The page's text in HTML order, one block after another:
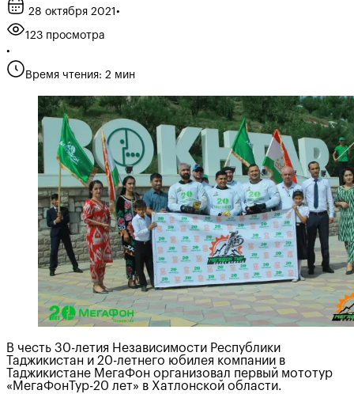
28 октября 2021 •
123 просмотра
•
Время чтения: 2 мин
В честь 30-летия Независимости Республики
Таджикистан и 20-летнего юбилея компании в
Таджикистане МегаФон организовал первый мототур
«МегаФонТур-20 лет» в Хатлонской области.